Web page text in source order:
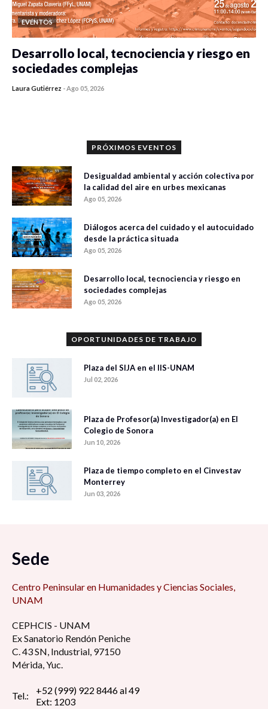
EVENTOS
Desarrollo local, tecnociencia y riesgo en
sociedades complejas
Laura Gutiérrez -Ago 05, 2026
PRÓXIMOS EVENTOS
Desigualdad ambiental y acción colectiva por
la calidad del aire en urbes mexicanas
Ago 05, 2026
Diálogos acerca del cuidado y el autocuidado
desde la práctica situada
Ago 05, 2026
Desarrollo local, tecnociencia y riesgo en
sociedades complejas
Ago 05, 2026
OPORTUNIDADES DE TRABAJO
Plaza del SIJA en el IIS-UNAM
Jul 02, 2026
Plaza de Profesor(a) Investigador(a) en El
Colegio de Sonora
Jun 10, 2026
Plaza de tiempo completo en el Cinvestav
Monterrey
Jun 03, 2026
Sede
Centro Peninsular en Humanidades y Ciencias Sociales,
UNAM
CEPHCIS - UNAM
Ex Sanatorio Rendón Peniche
C. 43 SN, Industrial, 97150
Mérida, Yuc.
Tel.:
+52 (999) 922 8446 al 49
Ext: 1203